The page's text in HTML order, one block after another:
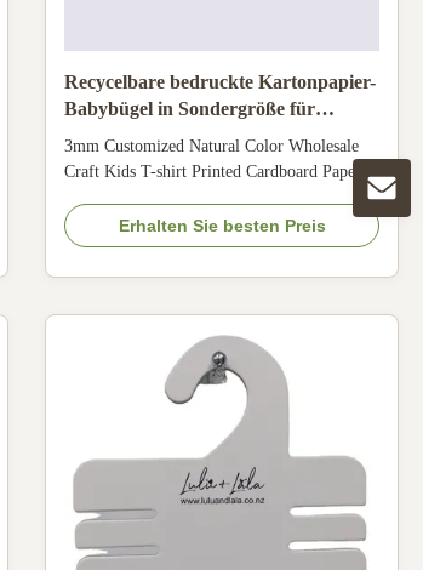
Recycelbare bedruckte Kartonpapier-
Babybügel in Sondergröße für
Kinderkleidung T-Shirt
3mm Customized Natural Color Wholesale
Craft Kids T-shirt Printed Cardboard Paper
Biodegradable Recyclable Children's Dress
Shirt Coat Cardboard Hangers for Baby
Toddlers Infants Material 100% recycled
Erhalten Sie besten Preis